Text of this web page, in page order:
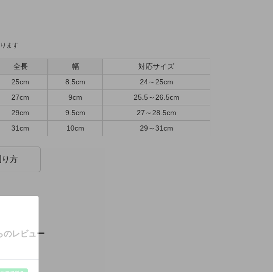
ます
全長 幅
対応サイズ
25cm 8.5cm
24～25cm
27cm 9cm
25.5～26.5cm
29cm 9.5cm
27～28.5cm
31cm 10cm 29～31cm
方
のレビュー